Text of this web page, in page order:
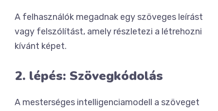
A felhasználók megadnak egy szöveges leírást
vagy felszólítást, amely részletezi a létrehozni
kívánt képet.
2. lépés: Szövegkódolás
A mesterséges intelligenciamodell a szöveget